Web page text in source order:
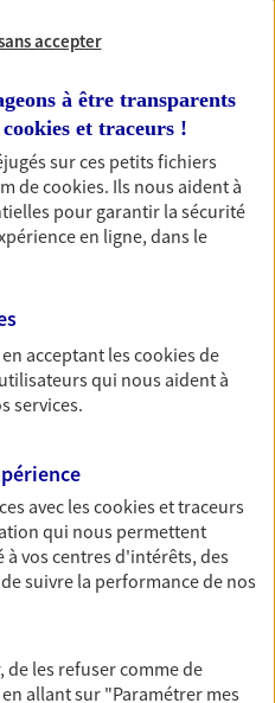
59200 Tourcoing
SITE WEB
exclusif AXA
59200 Tourcoing
accepter
à être transparents
cookies et traceurs !
sur ces petits fichiers
decookies. Ils nous aident à
pour garantir la sécurité
en ligne, dans le
acceptant lescookiesde
qui nous aident à
services.
avec lescookies et traceurs
qui nous permettent
vos centres d'intérêts, des
suivre la performance de nos
de les refuser comme de
allant sur "Paramétrer mes